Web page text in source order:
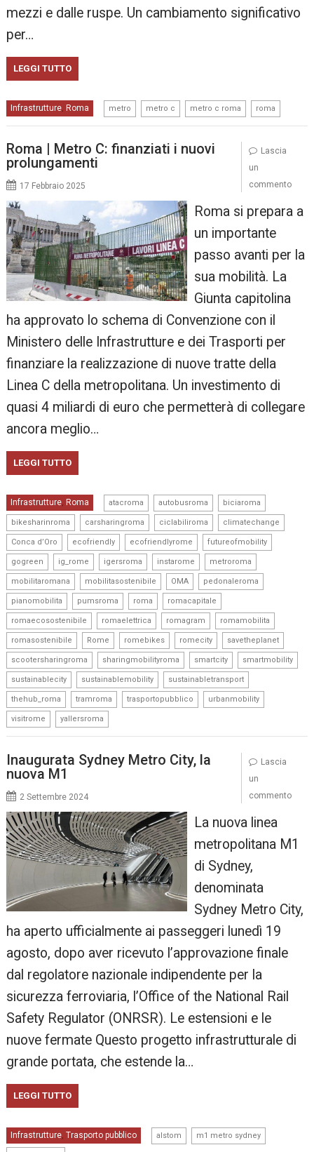
mezzi e dalle ruspe. Un cambiamento significativo
per…
LEGGI TUTTO
Infrastrutture, Roma metro metro c metro c roma roma
Roma | Metro C: finanziati i nuovi
prolungamenti
17 Febbraio 2025
Roma si prepara a
un importante
passo avanti per la
sua mobilità. La
Giunta capitolina
ha approvato lo schema di Convenzione con il
Ministero delle Infrastrutture e dei Trasporti per
finanziare la realizzazione di nuove tratte della
Linea C della metropolitana. Un investimento di
quasi 4 miliardi di euro che permetterà di collegare
ancora meglio…
LEGGI TUTTO
Infrastrutture, Roma atacroma autobusroma biciaroma
bikesharinroma carsharingroma ciclabiliroma climatechange
Conca d’Oro ecofriendly ecofriendlyrome futureofmobility
gogreen ig_rome igersroma instarome metroroma
mobilitaromana mobilitasostenibile OMA pedonaleroma
pianomobilita pumsroma roma romacapitale
romaecosostenibile romaelettrica romagram romamobilita
romasostenibile Rome romebikes romecity savetheplanet
scootersharingroma sharingmobilityroma smartcity smartmobility
sustainablecity sustainablemobility sustainabletransport
thehub_roma tramroma trasportopubblico urbanmobility
visitrome yallersroma
Lascia
un
commento
Inaugurata Sydney Metro City, la
nuova M1
2 Settembre 2024
La nuova linea
metropolitana M1
di Sydney,
denominata
Sydney Metro City,
ha aperto ufficialmente ai passeggeri lunedì 19
agosto, dopo aver ricevuto l’approvazione finale
dal regolatore nazionale indipendente per la
sicurezza ferroviaria, l’Office of the National Rail
Safety Regulator (ONRSR). Le estensioni e le
nuove fermate Questo progetto infrastrutturale di
grande portata, che estende la…
LEGGI TUTTO
Infrastrutture,Trasporto pubblico alstom m1 metro sydney
Lascia
un
commento